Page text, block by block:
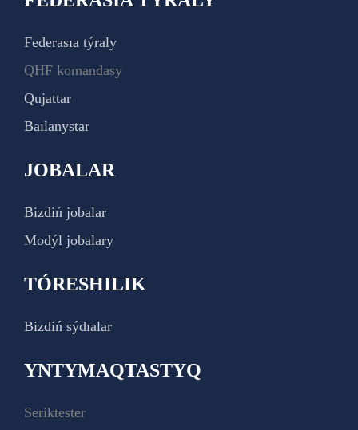
Federasıa týraly
QHF komandasy
Qujattar
Baılanystar
JOBALAR
Bizdiń jobalar
Modýl jobalary
TÓRESHILIK
Bizdiń sýdıalar
YNTYMAQTASTYQ
Seriktester